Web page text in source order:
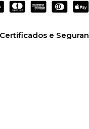
Certificados e